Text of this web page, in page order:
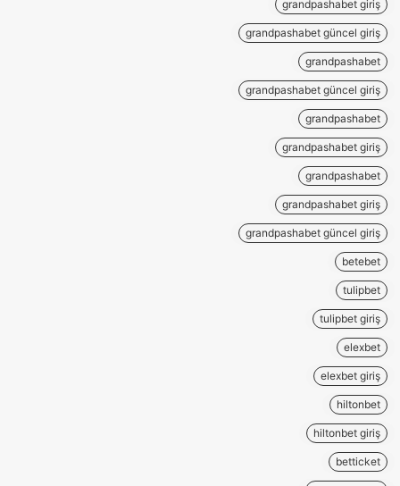
grandpashabet giriş
grandpashabet güncel giriş
grandpashabet
grandpashabet güncel giriş
grandpashabet
grandpashabet giriş
grandpashabet
grandpashabet giriş
grandpashabet güncel giriş
betebet
tulipbet
tulipbet giriş
elexbet
elexbet giriş
hiltonbet
hiltonbet giriş
betticket